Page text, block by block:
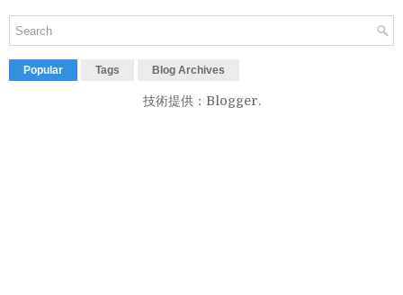
Popular Tags Blog Archives
技術提供： Blogger.